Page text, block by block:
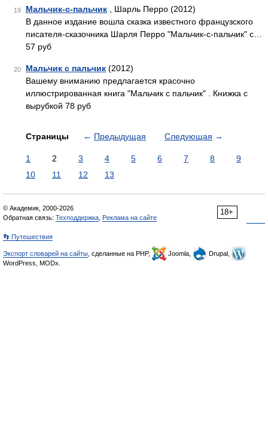
19 Мальчик-с-пальчик , Шарль Перро (2012)
В данное издание вошла сказка известного французского
писателя-сказочника Шарля Перро "Мальчик-с-пальчик" с…
57 руб
20 Мальчик с пальчик (2012)
Вашему вниманию предлагается красочно
иллюстрированная книга "Мальчик с пальчик" . Книжка с
вырубкой 78 руб
Страницы ← Предыдущая Следующая →
1 2 3 4 5 6 7 8
9
10
11 12 13
18+
© Академик, 2000-2026
Обратная связь: Техподдержка Реклама на сайте
👣 Путешествия
Экспорт словарей на сайты , сделанные на PHP, Joomla,
Drupal,
WordPress, MODx.